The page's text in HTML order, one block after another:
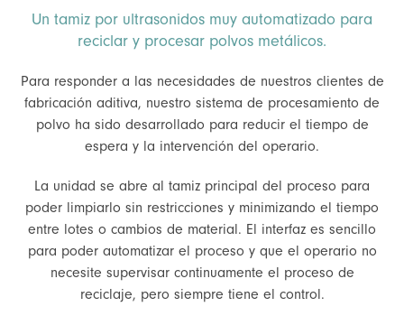
Un tamiz por ultrasonidos muy automatizado para
reciclar y procesar polvos metálicos.
Para responder a las necesidades de nuestros clientes de
fabricación aditiva, nuestro sistema de procesamiento de
polvo ha sido desarrollado para reducir el tiempo de
espera y la intervención del operario.
La unidad se abre al tamiz principal del proceso para
poder limpiarlo sin restricciones y minimizando el tiempo
entre lotes o cambios de material. El interfaz es sencillo
para poder automatizar el proceso y que el operario no
necesite supervisar continuamente el proceso de
reciclaje, pero siempre tiene el control.